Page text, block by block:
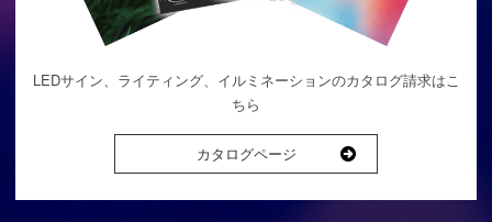
LEDサイン、ライティング、イルミネーションのカタログ請求はこ
ちら
カタログページ